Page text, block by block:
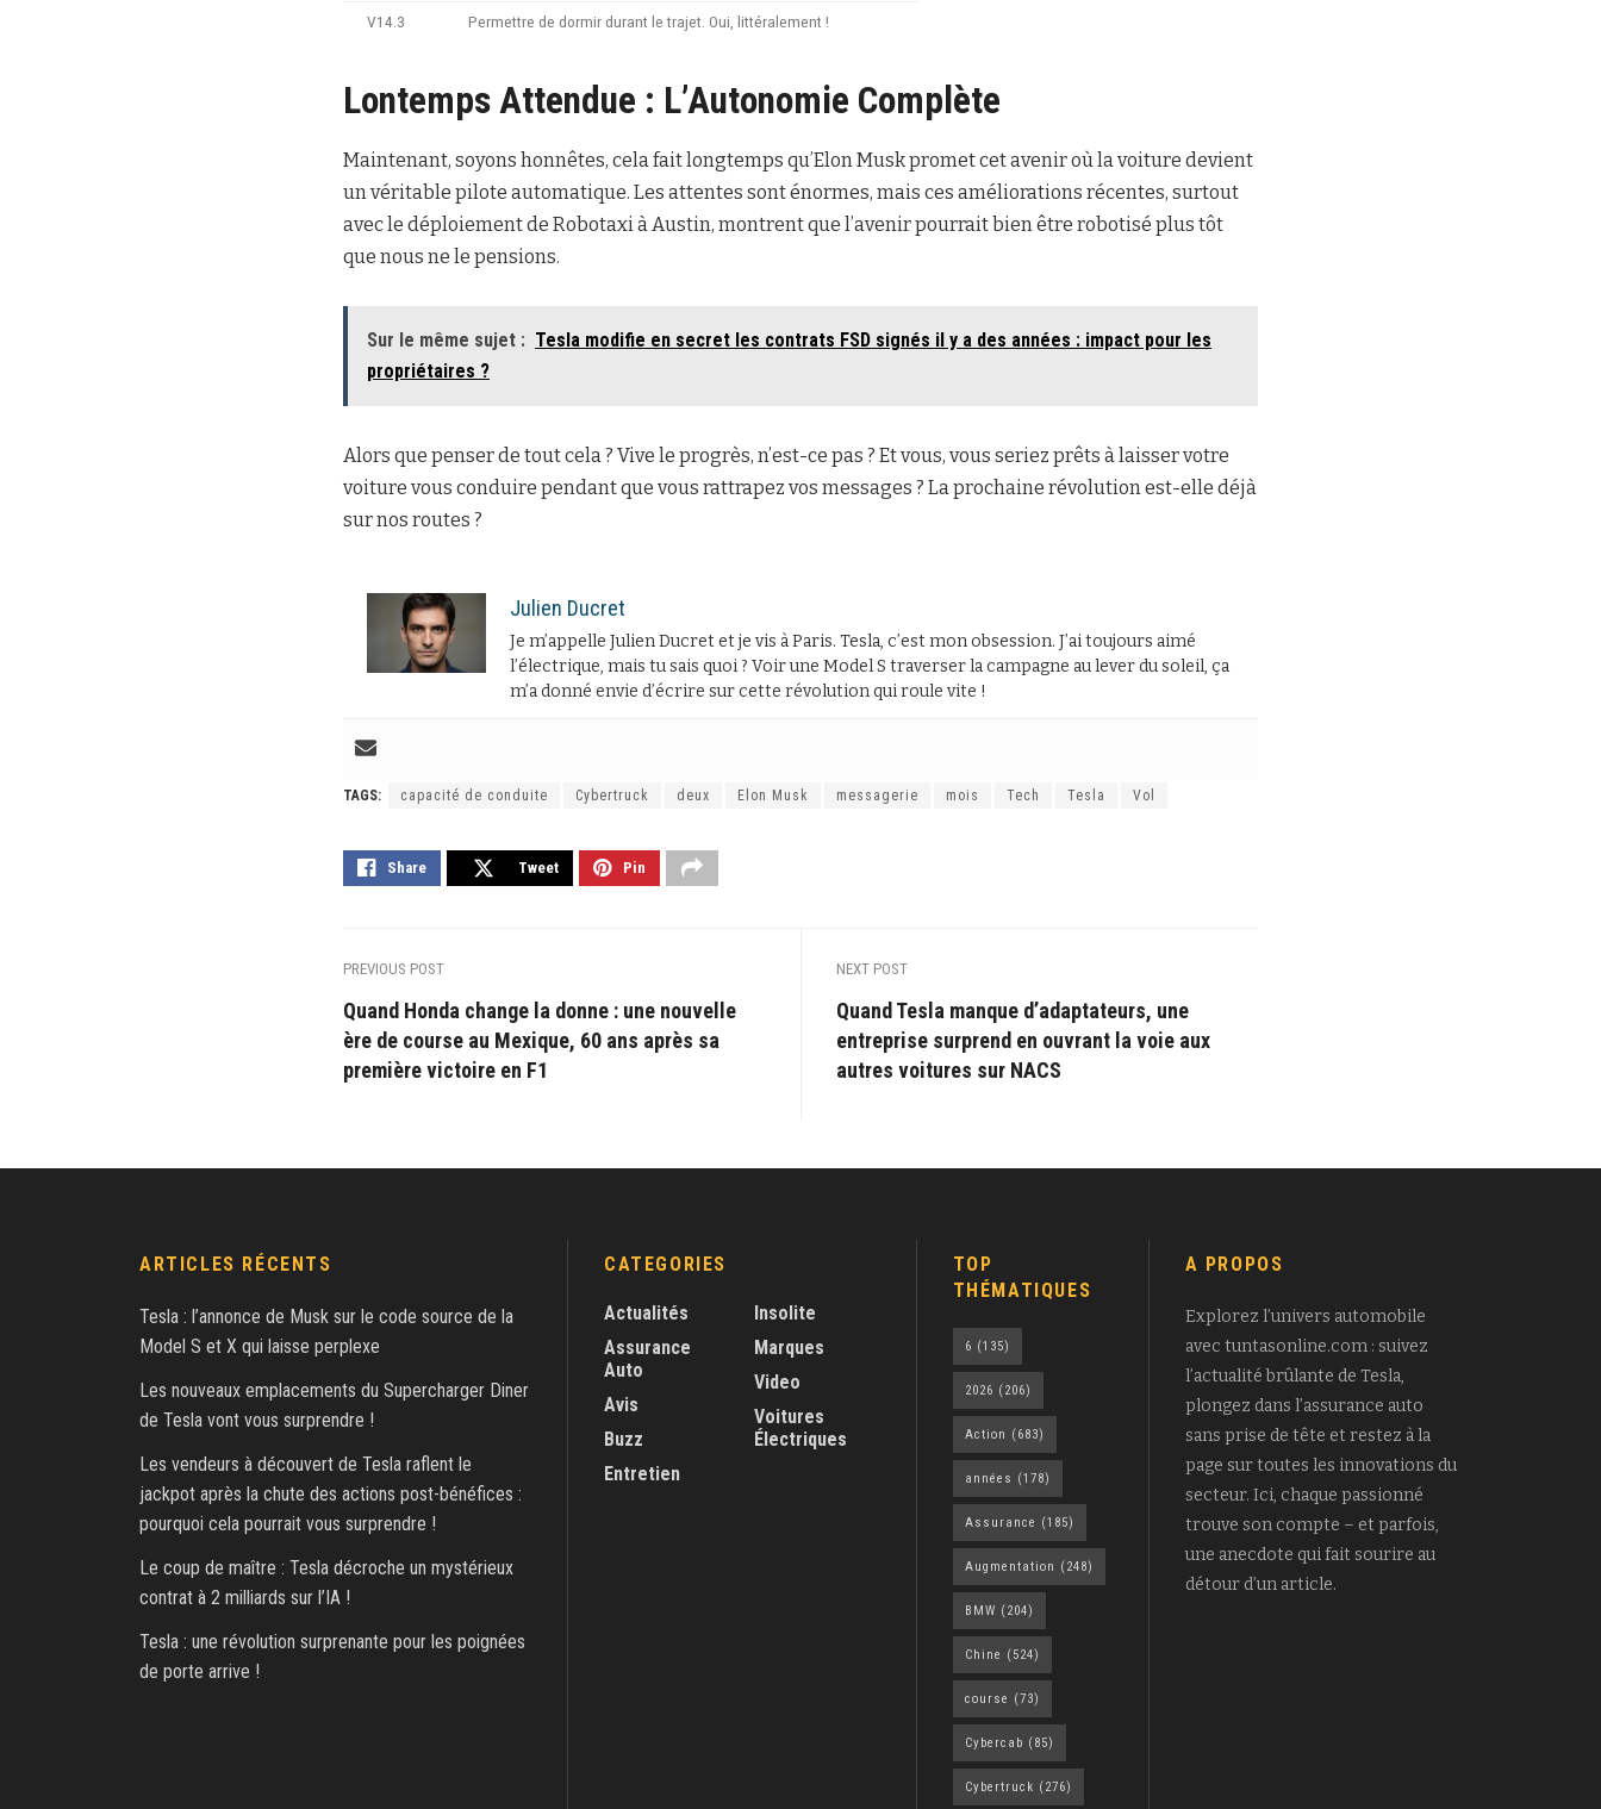
V14.3 Permettre de dormir durant le trajet. Oui, littéralement !
Lontemps Attendue : L’Autonomie Complète
Maintenant, soyons honnêtes, cela fait longtemps qu’Elon Musk promet cet avenir où la voiture devient
un véritable pilote automatique. Les attentes sont énormes, mais ces améliorations récentes, surtout
avec le déploiement de Robotaxi à Austin, montrent que l’avenir pourrait bien être robotisé plus tôt
que nous ne le pensions.
Sur le même sujet : Tesla modifie en secret les contrats FSD signés il y a des années : impact pour les
propriétaires ?
Alors que penser de tout cela ? Vive le progrès, n’est-ce pas ? Et vous, vous seriez prêts à laisser votre
voiture vous conduire pendant que vous rattrapez vos messages ? La prochaine révolution est-elle déjà
sur nos routes ?
Julien Ducret
Je m’appelle Julien Ducret et je vis à Paris. Tesla, c’est mon obsession. J’ai toujours aimé
l’électrique, mais tu sais quoi ? Voir une Model S traverser la campagne au lever du soleil, ça
m’a donné envie d’écrire sur cette révolution qui roule vite !
TAGS: capacité de conduite Cybertruck deux Elon Musk messagerie mois Tech Tesla Vol
Share Tweet Pin
PREVIOUS POST
Quand Honda change la donne : une nouvelle
ère de course au Mexique, 60 ans après sa
première victoire en F1
NEXT POST
Quand Tesla manque d’adaptateurs, une
entreprise surprend en ouvrant la voie aux
autres voitures sur NACS
ARTICLES RÉCENTS
Tesla : l’annonce de Musk sur le code source de la
Model S et X qui laisse perplexe
Les nouveaux emplacements du Supercharger Diner
de Tesla vont vous surprendre !
Les vendeurs à découvert de Tesla raflent le
jackpot après la chute des actions post-bénéfices :
pourquoi cela pourrait vous surprendre !
Le coup de maître : Tesla décroche un mystérieux
contrat à 2 milliards sur l’IA !
Tesla : une révolution surprenante pour les poignées
de porte arrive !
CATEGORIES
Actualités
Assurance
Auto
Avis
Buzz
Entretien
Insolite
Marques
Video
Voitures
Électriques
TOP
THÉMATIQUES
6 (135)
2026 (206)
Action (683)
années (178)
Assurance (185)
Augmentation (248)
BMW (204)
Chine (524)
course (73)
Cybercab (85)
Cybertruck (276)
A PROPOS
Explorez l’univers automobile
avec tuntasonline.com : suivez
l’actualité brûlante de Tesla,
plongez dans l’assurance auto
sans prise de tête et restez à la
page sur toutes les innovations du
secteur. Ici, chaque passionné
trouve son compte – et parfois,
une anecdote qui fait sourire au
détour d’un article.